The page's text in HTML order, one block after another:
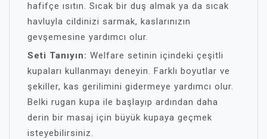
hafifçe ısıtın. Sıcak bir duş almak ya da sıcak
havluyla cildinizi sarmak, kaslarınızın
gevşemesine yardımcı olur.
Seti Tanıyın: Welfare setinin içindeki çeşitli
kupaları kullanmayı deneyin. Farklı boyutlar ve
şekiller, kas gerilimini gidermeye yardımcı olur.
Belki rugan kupa ile başlayıp ardından daha
derin bir masaj için büyük kupaya geçmek
isteyebilirsiniz.